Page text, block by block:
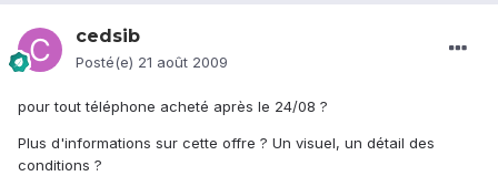
cedsib
Posté(e) 21 août 2009
pour tout téléphone acheté après le 24/08 ?
Plus d'informations sur cette offre ? Un visuel, un détail des
conditions ?